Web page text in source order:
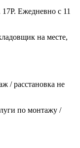
17Р. Ежедневно с 11
на месте,
/ расстановка не
по монтажу /